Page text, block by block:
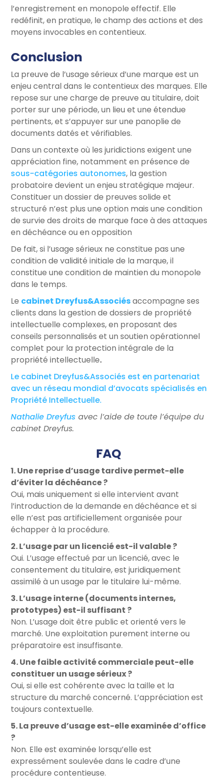
l’enregistrement en monopole effectif. Elle
redéfinit, en pratique, le champ des actions et des
moyens invocables en contentieux.
Conclusion
La preuve de l’usage sérieux d’une marque est un
enjeu central dans le contentieux des marques. Elle
repose sur une charge de preuve au titulaire, doit
porter sur une période, un lieu et une étendue
pertinents, et s’appuyer sur une panoplie de
documents datés et vérifiables.
Dans un contexte où les juridictions exigent une
appréciation fine, notamment en présence de
sous-catégories autonomes, la gestion
probatoire devient un enjeu stratégique majeur.
Constituer un dossier de preuves solide et
structuré n’est plus une option mais une condition
de survie des droits de marque face à des attaques
en déchéance ou en opposition
De fait, si l’usage sérieux ne constitue pas une
condition de validité initiale de la marque, il
constitue une condition de maintien du monopole
dans le temps.
Le cabinet Dreyfus&Associésaccompagne ses
clients dans la gestion de dossiers de propriété
intellectuelle complexes, en proposant des
conseils personnalisés et un soutien opérationnel
complet pour la protection intégrale de la
propriété intellectuelle.
Le cabinet Dreyfus&Associés est en partenariat
avec un réseau mondial d’avocats spécialisés en
Propriété Intellectuelle.
Nathalie Dreyfus avec l’aide de toute l’équipe du
cabinet Dreyfus.
FAQ
1. Une reprise d’usage tardive permet-elle
d’éviter la déchéance ?
Oui, mais uniquement si elle intervient avant
l’introduction de la demande en déchéance et si
elle n’est pas artificiellement organisée pour
échapper à la procédure.
2. L’usage par un licencié est-il valable ?
Oui. L’usage effectué par un licencié, avec le
consentement du titulaire, est juridiquement
assimilé à un usage par le titulaire lui-même.
3. L’usage interne (documents internes,
prototypes) est-il suffisant ?
Non. L’usage doit être public et orienté vers le
marché. Une exploitation purement interne ou
préparatoire est insuffisante.
4. Une faible activité commerciale peut-elle
constituer un usage sérieux ?
Oui, si elle est cohérente avec la taille et la
structure du marché concerné. L’appréciation est
toujours contextuelle.
5. La preuve d’usage est-elle examinée d’office
?
Non. Elle est examinée lorsqu’elle est
expressément soulevée dans le cadre d’une
procédure contentieuse.